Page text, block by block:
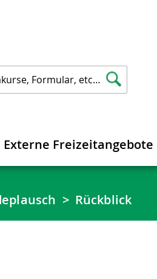
Externe Freizeitangebote
Rückblick